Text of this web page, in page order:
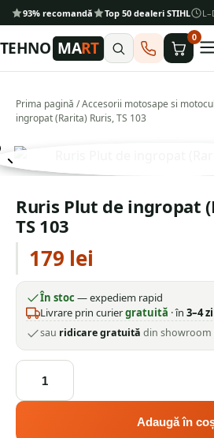
93% recomandă Top 50 dealeri STIHL
TEHNO MART
0
Prima pagină /Accesorii motosape si
ingropat (Rarita) Ruris, TS 103
Ruris Plut de ingropat
TS 103
179 lei
În stoc — expediem rapid
Livrare prin curiergratuită · în 3–4
sau ridicare gratuită din showroom
Cantitate
Plut
ingropat
Adaugă în